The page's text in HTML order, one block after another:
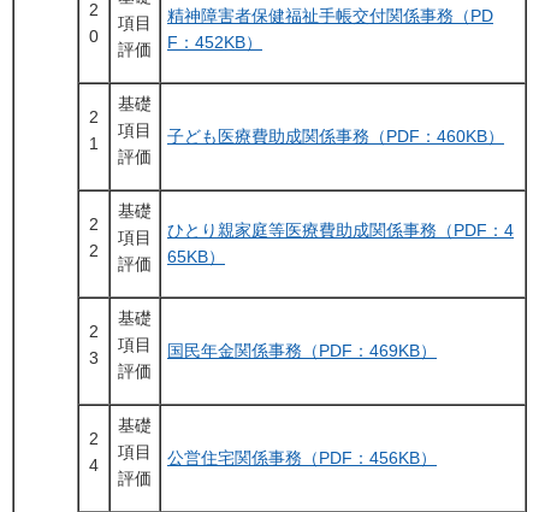
2
0
項目
評価
精神障害者保健福祉手帳交付関係事務（PD
F：452KB）
2
1
基礎
項目
評価
子ども医療費助成関係事務（PDF：460KB）
2
2
基礎
項目
評価
ひとり親家庭等医療費助成関係事務（PDF：4
65KB）
2
3
基礎
項目
評価
国民年金関係事務（PDF：469KB）
2
4
基礎
項目
評価
公営住宅関係事務（PDF：456KB）